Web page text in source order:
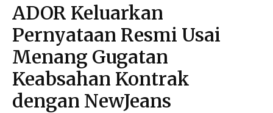
ADOR Keluarkan
Pernyataan Resmi Usai
Menang Gugatan
Keabsahan Kontrak
dengan NewJeans